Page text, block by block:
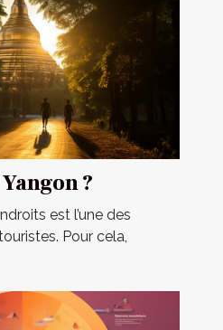
?
est l’une des
Pour cela,